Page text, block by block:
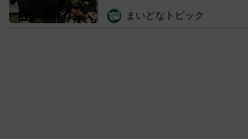
まいどなトピック